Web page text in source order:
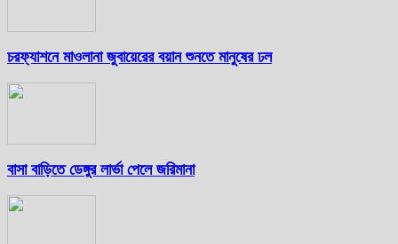
চরফ্যাশনে মাওলানা জুবায়েরের বয়ান শুনতে মানুষের ঢল
বাসা বাড়িতে ডেঙ্গুর লার্ভা পেলে জরিমানা